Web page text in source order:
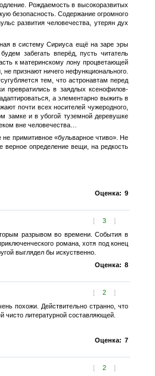
Рождаемость в высокоразвитых
безопасность. Содержание огромного
развития человечества, утерян дух
в систему Сириуса ещё на заре эры
забегать вперёд, пусть читатель
к материнскому лону процветающей
признают ничего нефункционального.
тем, что астронавтам перед
превратились в заядлых ксенофилов-
а элементарно выжить в
почти всех носителей чужеродного,
замке и в убогой туземной деревушке
вне человечества…
не примитивное «бульварное чтиво». Не
определение вещи, на редкость
Оценка: 9
[ 3 ]
разрывом во времени. События в
романа, хотя под конец
выглядел бы искуственно.
Оценка: 8
[ 2 ]
похожи. Действительно странно, что
чисто литературной составляющей.
Оценка: 7
[ 2 ]